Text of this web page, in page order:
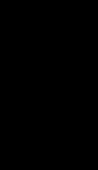
put smo krenuli u
žrtva jugoudbe,